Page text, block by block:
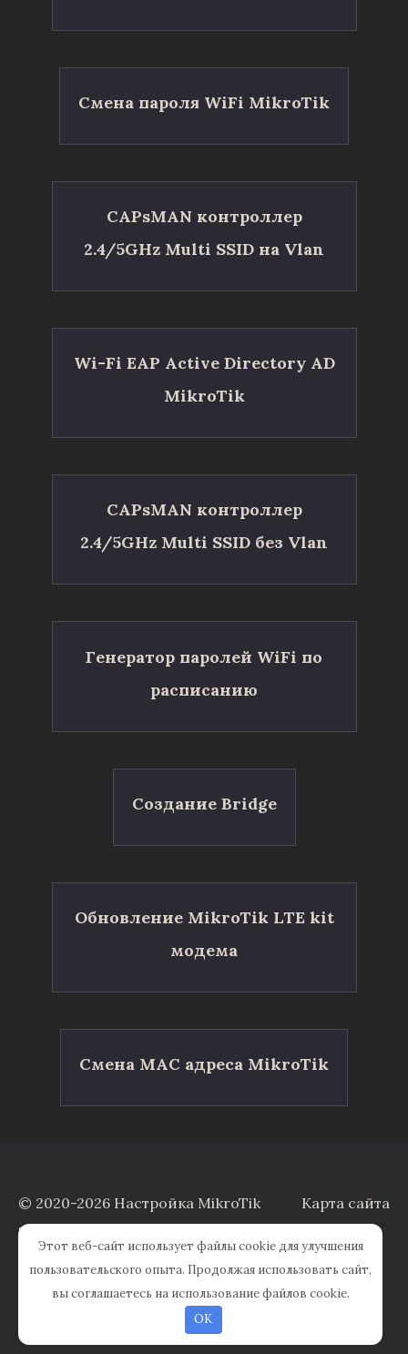
Смена пароля WiFi MikroTik
CAPsMAN контроллер
2.4/5GHz Multi SSID на Vlan
Wi-Fi EAP Active Directory AD
MikroTik
CAPsMAN контроллер
2.4/5GHz Multi SSID без Vlan
Генератор паролей WiFi по
расписанию
Создание Bridge
Обновление MikroTik LTE kit
модема
Смена MAC адреса MikroTik
© 2020-2026 Настройка MikroTik
Карта сайта
Заказать настройку
Этот веб-сайт использует файлы cookie для улучшения
пользовательского опыта. Продолжая использовать сайт,
вы соглашаетесь на использование файлов cookie.
OK